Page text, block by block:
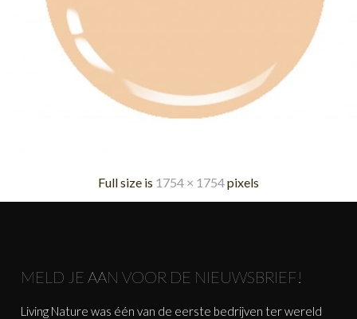
Full size is 1754 × 1754pixels
MELD JE AAN VOOR DE NIEUWSBRIEF!
Living Nature was één van de eerste bedrijven ter wereld